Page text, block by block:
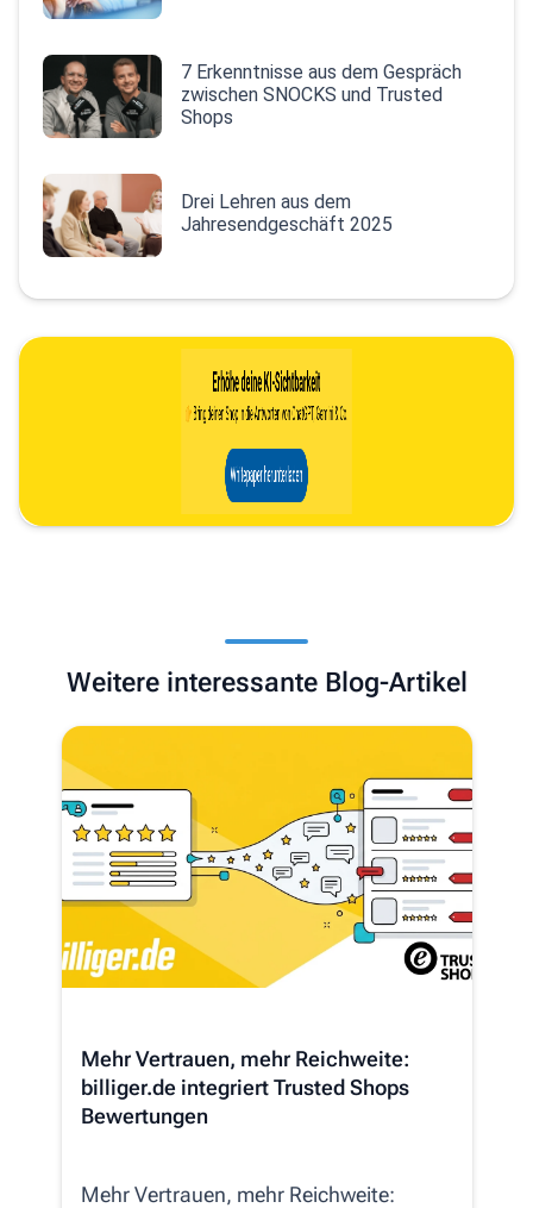
7 Erkenntnisse aus dem Gespräch
zwischen SNOCKS und Trusted
Shops
Drei Lehren aus dem
Jahresendgeschäft 2025
Weitere interessante Blog-Artikel
Mehr Vertrauen, mehr Reichweite:
billiger.de integriert Trusted Shops
Bewertungen
Mehr Vertrauen, mehr Reichweite: